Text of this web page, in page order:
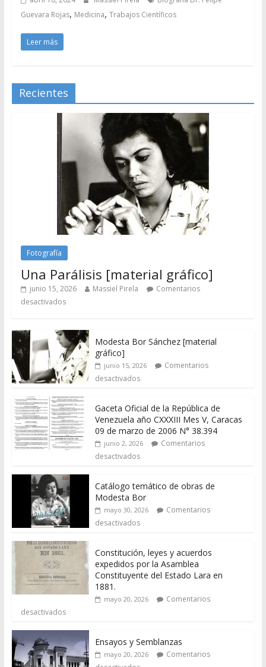
Guevara Rojas, Medicina, Trabajos Científicos
Leer más
Recientes
Fotografía
Una Parálisis [material gráfico]
junio 15, 2026 Massiel Pirela
Comentarios
desactivados
Modesta Bor Sánchez [material
gráfico]
junio 15, 2026
Comentarios
desactivados
Gaceta Oficial de la República de
Venezuela año CXXXIII Mes V, Caracas
09 de marzo de 2006 N° 38.394
junio 2, 2026
Comentarios
desactivados
Catálogo temático de obras de
Modesta Bor
mayo 30, 2026
Comentarios
desactivados
Constitución, leyes y acuerdos
expedidos por la Asamblea
Constituyente del Estado Lara en
1881.
mayo 20, 2026
Comentarios
desactivados
Ensayos y Semblanzas
mayo 20, 2026
Comentarios